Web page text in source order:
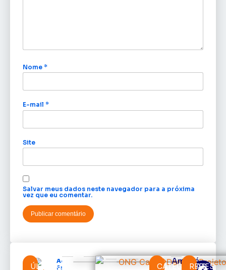
Nome *
E-mail *
Site
Salvar meus dados neste navegador para a próxima
vez que eu comentar.
ÚLTIMAS
Acácio
Favacho
CATEGORIAS
AmapáREDES